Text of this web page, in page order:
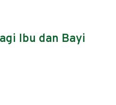
Ibu dan Bayi